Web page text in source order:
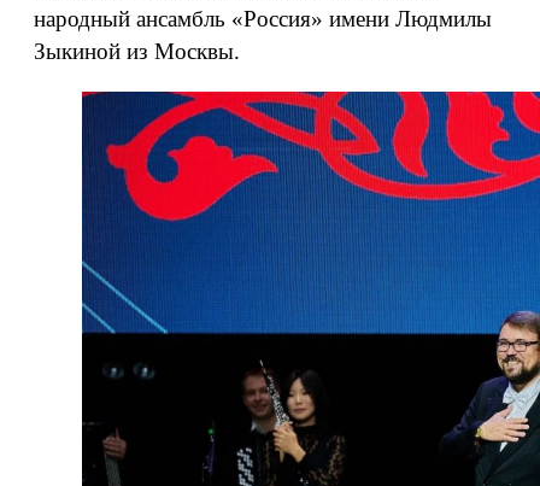
народный ансамбль «Россия» имени Людмилы
Зыкиной из Москвы.